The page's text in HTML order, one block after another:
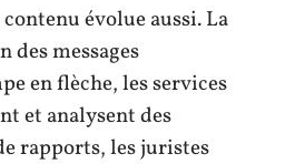
évolue aussi. La
des messages
en flèche, les services
et analysent des
rapports, les juristes